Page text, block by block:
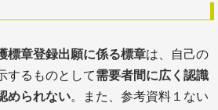
標章登録出願に係る標章は、自己の
するものとして需要者間に広く認識
められない。また、参考資料１ない